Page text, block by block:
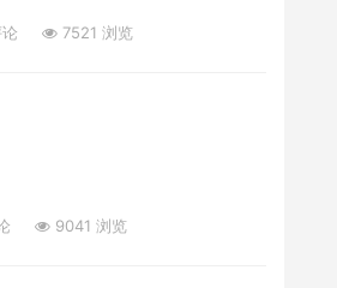
7521 浏览
9041 浏览